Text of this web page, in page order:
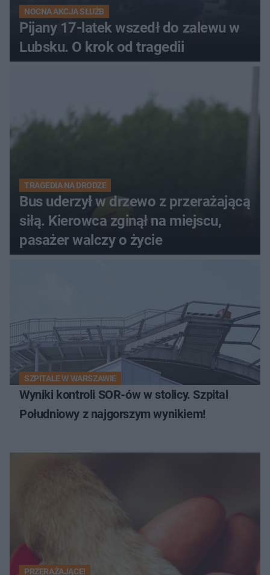
NOCNA AKCJA SŁUŻB
Pijany 17-latek wszedł do zalewu w
Lubsku. O krok od tragedii
TRAGEDIA NA DRODZE
Bus uderzył w drzewo z przerażającą
siłą. Kierowca zginął na miejscu,
pasażer walczy o życie
SZPITALE W WARSZAWIE
Wyniki kontroli SOR-ów w stolicy. Szpital
Południowy z najgorszym wynikiem!
PRZERAŻAJĄCE!